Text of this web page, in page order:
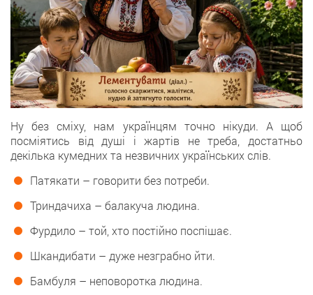
Ну без сміху, нам українцям точно нікуди. А щоб
посміятись від душі і жартів не треба, достатньо
декілька кумедних та незвичних українських слів.
Патякати – говорити без потреби.
Триндачиха – балакуча людина.
Фурдило – той, хто постійно поспішає.
Шкандибати – дуже незграбно йти.
Бамбуля – неповоротка людина.